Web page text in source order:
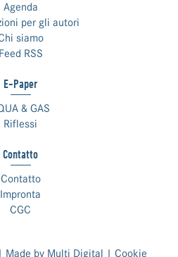
Agenda
per gli autori
siamo
Feed RSS
E-Paper
& GAS
Riflessi
Contatto
Contatto
Impronta
CGC
Made by Multi Digital | Cookie